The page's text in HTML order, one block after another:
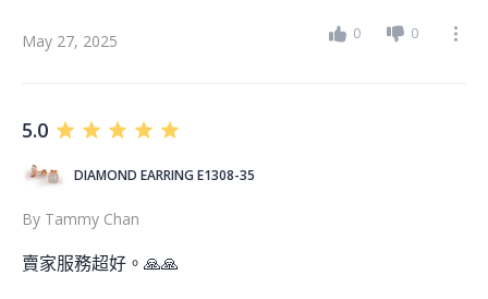
May 27, 2025 0 0
5.0
DIAMOND EARRING E1308-35
By Tammy Chan
賣家服務超好。🙏🙏